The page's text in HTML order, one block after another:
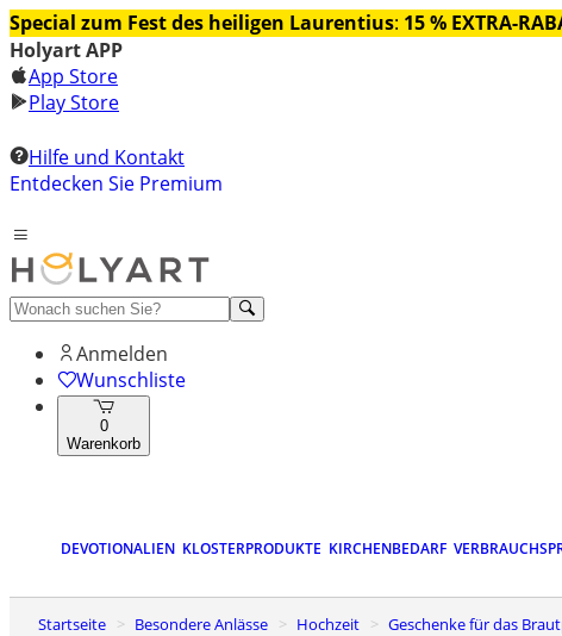
Special zum Fest des heiligen Laurentius: 15 % EXTRA-
Holyart APP
App Store
Play Store
Hilfe und Kontakt
Entdecken Sie Premium
Anmelden
Wunschliste
0
Warenkorb
DEVOTIONALIEN KLOSTERPRODUKTE KIRCHENBEDARF
Startseite Besondere Anlässe Hochzeit Geschenke für das